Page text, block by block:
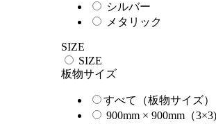
シルバー
メタリック
SIZE
SIZE
板物サイズ
すべて（板物サイズ）
900mm × 900mm（